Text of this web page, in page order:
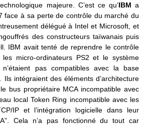
majeure. C’est ce qu’IBM a
face à sa perte de contrôle du marché du
délégué à Intel et Microsoft, et
des constructeurs taïwanais puis
IBM avait tenté de reprendre le contrôle
micro-ordinateurs PS2 et le système
n’étaient pas compatibles avec la base
Ils intégraient des éléments d’architecture
bus propriétaire MCA incompatible avec
local Token Ring incompatible avec les
IP et l’intégration logicielle dans leur
Cela n’a pas fonctionné du tout car